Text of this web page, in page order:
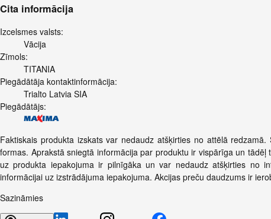
Cita informācija
Izcelsmes valsts:
Vācija
Zīmols:
TITANIA
Piegādātāja kontaktinformācija:
Trialto Latvia SIA
Piegādātājs:
Faktiskais produkta izskats var nedaudz atšķirties no attēlā
formas. Aprakstā sniegtā informācija par produktu ir vispārīga un
uz produkta iepakojuma ir pilnīgāka un var nedaudz atšķirties no
informācijai uz izstrādājuma iepakojuma. Akcijas preču daudzums ir
Sazināmies